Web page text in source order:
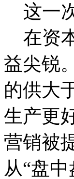
这一
在资
益尖锐
的供大
生产更
营销被
从“盘